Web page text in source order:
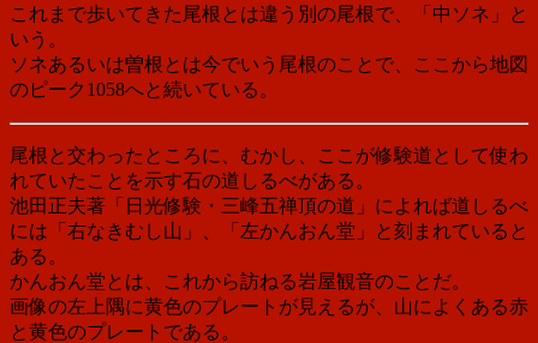
これまで歩いてきた尾根とは違う別の尾根で、「中ソネ」と
いう。
ソネあるいは曽根とは今でいう尾根のことで、ここから地図
のピーク1058へと続いている。
尾根と交わったところに、むかし、ここが修験道として使わ
れていたことを示す石の道しるべがある。
池田正夫著「日光修験・三峰五禅頂の道」によれば道しるべ
には「右なきむし山」、「左かんおん堂」と刻まれていると
ある。
かんおん堂とは、これから訪ねる岩屋観音のことだ。
画像の左上隅に黄色のプレートが見えるが、山によくある赤
と黄色のプレートである。